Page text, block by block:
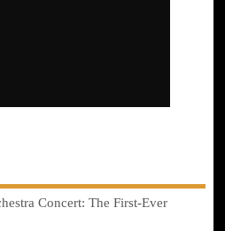
Concert: The First-Ever